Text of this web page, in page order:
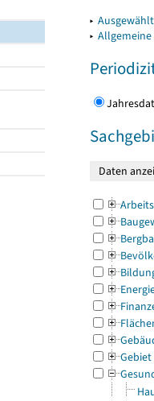
▸
▸
Gebiet